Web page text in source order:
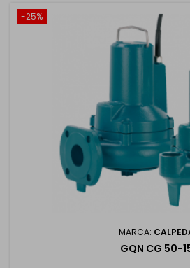
-25%
MARCA:
GQN CG 50-